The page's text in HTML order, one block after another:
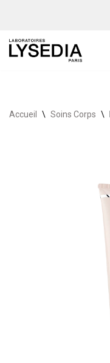
au
Accueil \ Soins Corps \